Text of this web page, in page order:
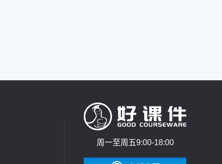
周一至周五9:00-18:00